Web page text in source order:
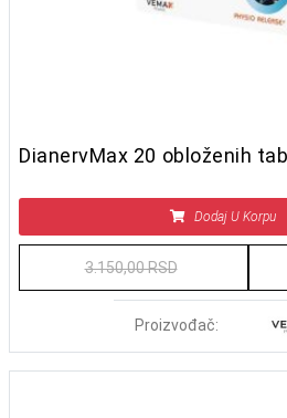
DianervMax 20 obloženih
Dodaj U Korpu
3.150,00 RSD
Proizvođač: